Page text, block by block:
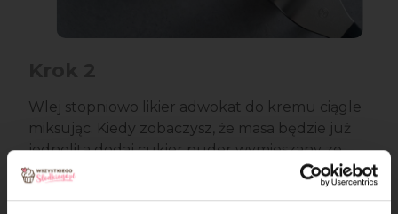
Wlej stopniowo likier adwokat do kremu ciągle
miksując. Kiedy zobaczysz, że masa będzie już
jednolita dodaj cukier puder wymieszany ze
śmietan – fix. Następnie miksuj krótko do